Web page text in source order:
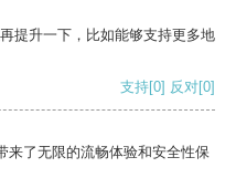
提升一下，比如能够支持更多地
支持[0] 反对[0]
来了无限的流畅体验和安全性保